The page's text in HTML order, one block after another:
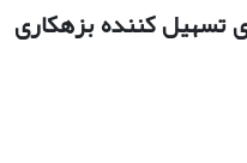
تسهیل کننده بزهکاری